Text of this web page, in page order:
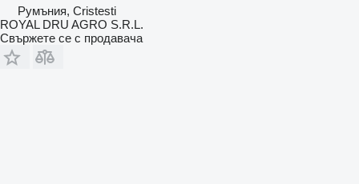
Румъния, Cristesti
ROYAL DRU AGRO S.R.L.
Свържете се с продавача